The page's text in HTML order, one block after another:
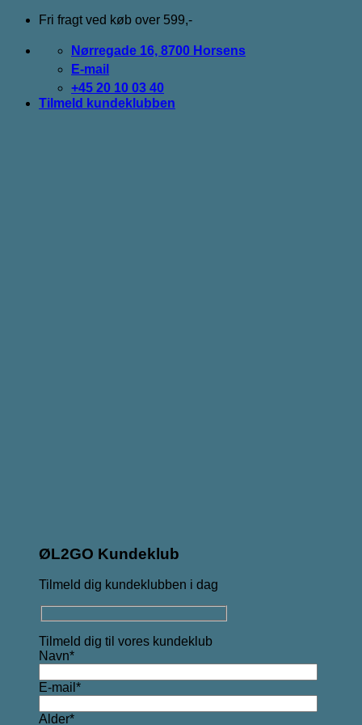
Fortsæt
indhold
Fri fragt ved køb over 599,-
Nørregade 16, 8700 Horsens
E-mail
+45 20 10 03 40
Tilmeld kundeklubben
ØL2GO Kundeklub
Tilmeld dig kundeklubben i dag
Tilmeld dig til vores kundeklub
Navn*
E-mail*
Alder*